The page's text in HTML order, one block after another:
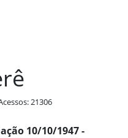
21306
10/10/1947 -